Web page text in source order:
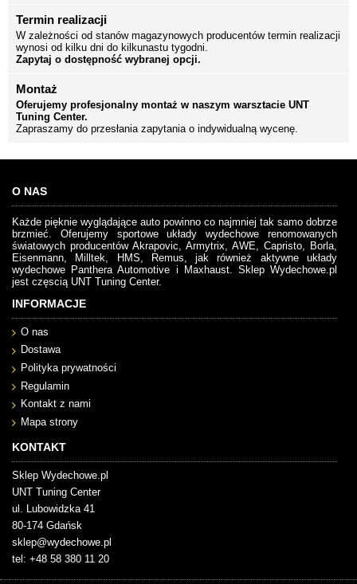
Termin realizacji
W zależności od stanów magazynowych producentów termin realizacji
wynosi od kilku dni do kilkunastu tygodni.
Zapytaj o dostępność wybranej opcji.
Montaż
Oferujemy profesjonalny montaż w naszym warsztacie UNT
Tuning Center.
Zapraszamy do przesłania zapytania o indywidualną wycenę.
O NAS
Każde pięknie wyglądające auto powinno co najmniej tak samo dobrze
brzmieć. Oferujemy sportowe układy wydechowe renomowanych
światowych producentów Akrapovic, Armytrix, AWE, Capristo, Borla,
Eisenmann, Milltek, HMS, Remus, jak również aktywne układy
wydechowe Panthera Automotive i Maxhaust. Sklep Wydechowe.pl
jest częscią UNT Tuning Center.
INFORMACJE
O nas
Dostawa
Polityka prywatności
Regulamin
Kontakt z nami
Mapa strony
KONTAKT
Sklep Wydechowe.pl
UNT Tuning Center
ul. Lubowidzka 41
80-174 Gdańsk
sklep@wydechowe.pl
tel: +48 58 380 11 20